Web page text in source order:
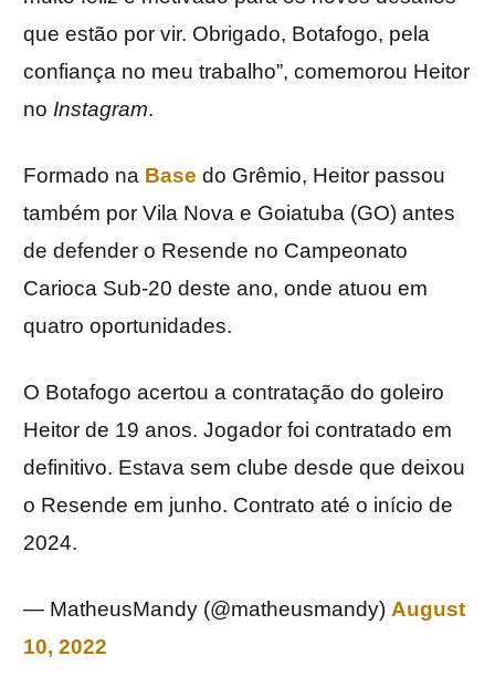
que estão por vir. Obrigado, Botafogo, pela
confiança no meu trabalho”, comemorou Heitor
no Instagram.
Formado na Base do Grêmio, Heitor passou
também por Vila Nova e Goiatuba (GO) antes
de defender o Resende no Campeonato
Carioca Sub-20 deste ano, onde atuou em
quatro oportunidades.
O Botafogo acertou a contratação do goleiro
Heitor de 19 anos. Jogador foi contratado em
definitivo. Estava sem clube desde que deixou
o Resende em junho. Contrato até o início de
2024.
— MatheusMandy (@matheusmandy) August
10, 2022